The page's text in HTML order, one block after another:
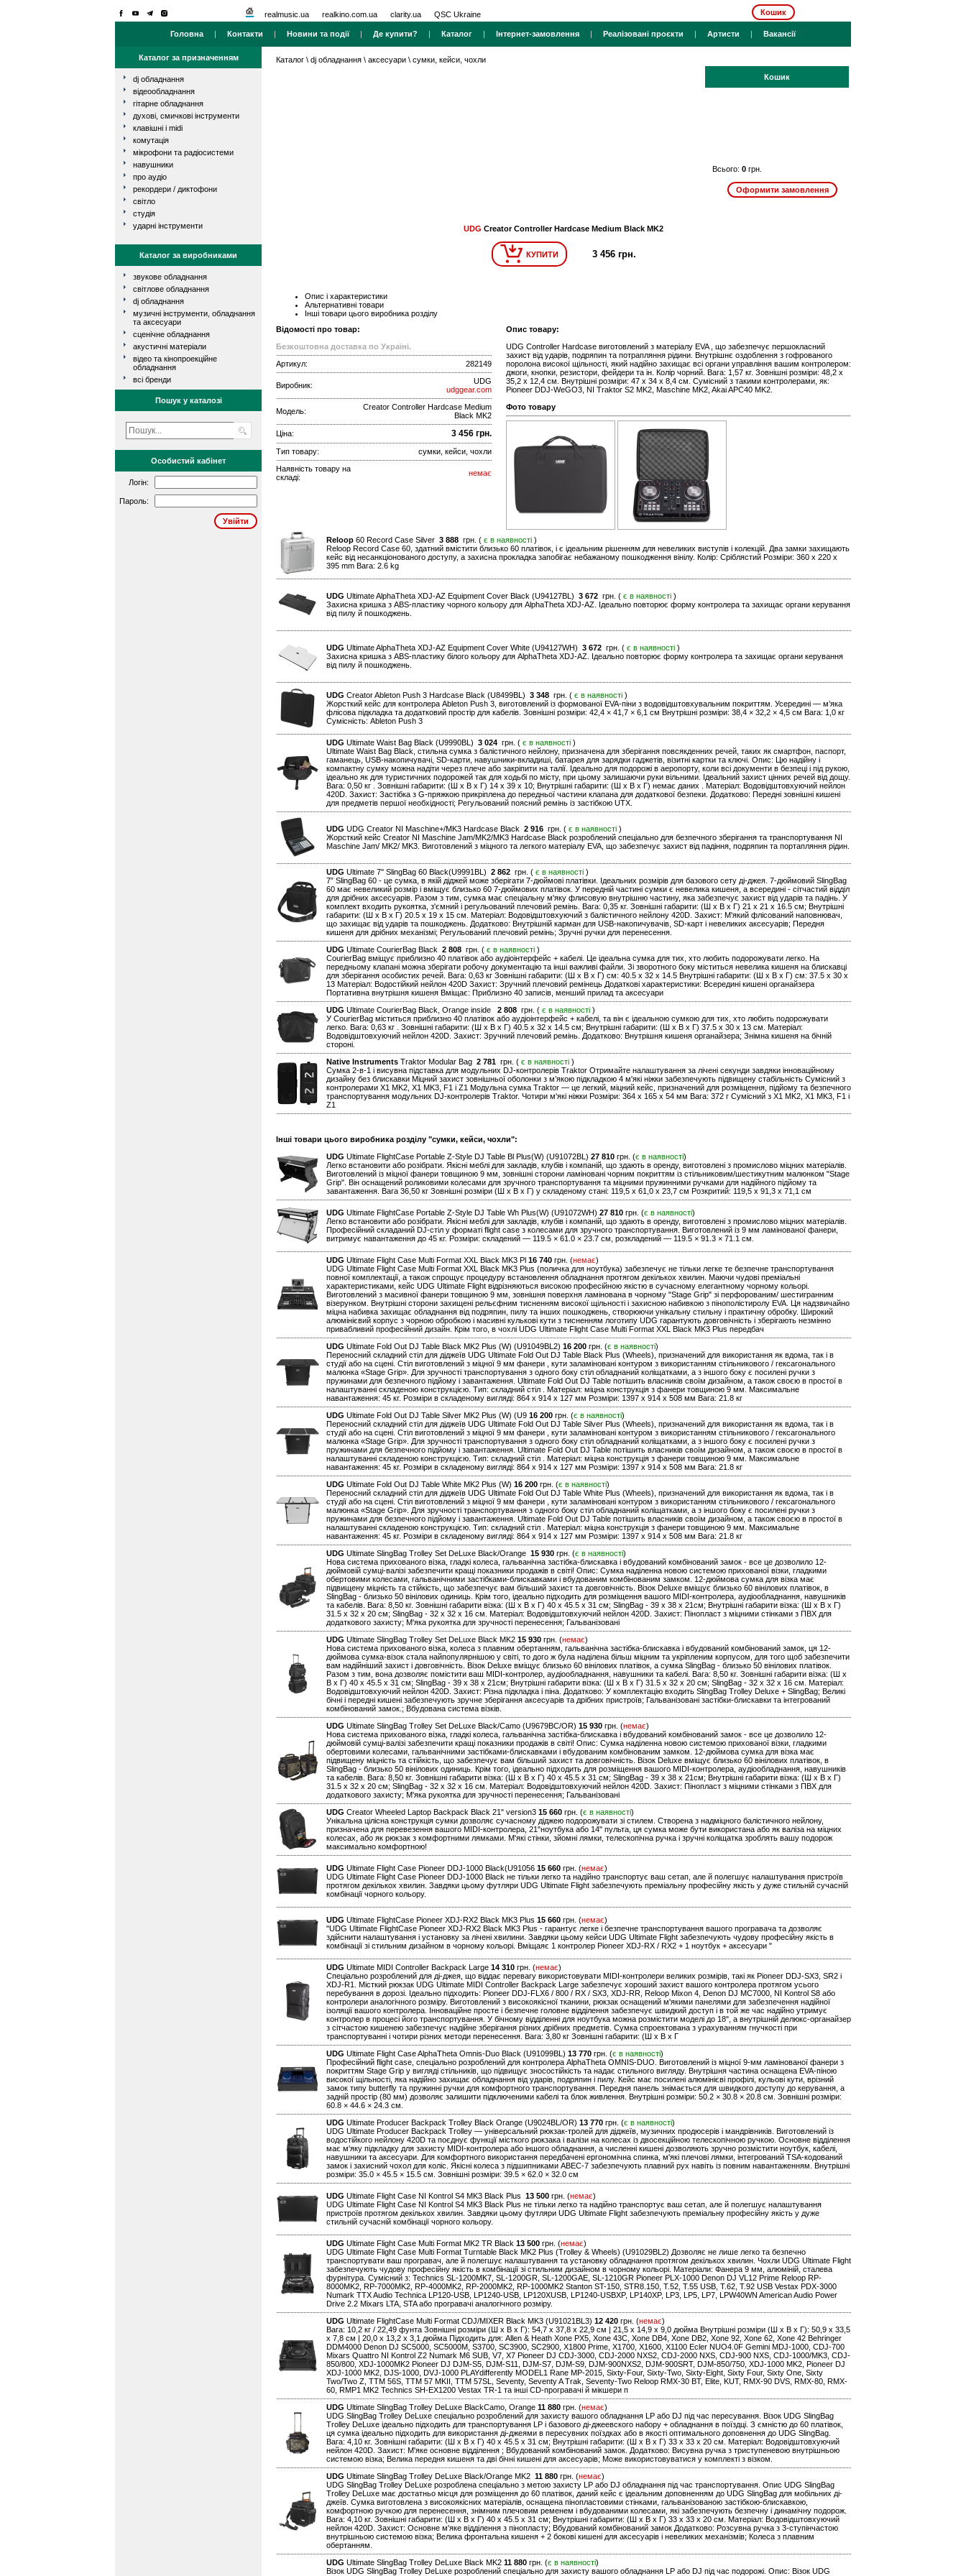
realmusic.ua realkino.com.ua clarity.ua QSC Ukraine Кошик
Головна | Контакти | Новини та події| Де купити? | Каталог | Інтернет-замовлення | Реалізовані проєкти | Артисти | Вакансії
Каталог за призначенням
dj обладнання
відеообладнання
гітарне обладнання
духові, смичкові інструменти
клавішні і midi
комутація
мікрофони та радіосистеми
навушники
про аудіо
рекордери / диктофони
світло
студія
ударні інструменти
Каталог за виробниками
звукове обладнання
світлове обладнання
dj обладнання
музичні інструменти, обладнання
та аксесуари
сценічне обладнання
акустичні матеріали
відео та кінопроекційне
обладнання
всі бренди
Пошук у каталозі
Особистий кабінет
Логін:
Пароль:
Каталог \ dj обладнання \ аксесуари \ сумки, кейси, чохли
Кошик
Всього: 0 грн.
UDG Creator Controller Hardcase Medium Black MK2
КУПИТИ 3 456 грн.
Опис і характеристики
Альтернативні товари
Інші товари цього виробника розділу
Відомості про товар:
Безкоштовна доставка по Україні.
Артикул:
282149
Виробник:
UDG
udggear.com
Модель:
Creator Controller Hardcase Medium
Black MK2
Ціна: 3 456 грн.
Тип товару:
сумки, кейси, чохли
Наявність товару на
складі:
немає
Опис товару:
UDG Controller Hardcase виготовлений з матеріалу EVA , що забезпечує першокласний
захист від ударів, подряпин та потрапляння рідини. Внутрішнє оздоблення з гофрованого
поролона високої щільності, який надійно захищає всі органи управління вашим контролером:
джоги, кнопки, резистори, фейдери та ін. Колір чорний. Вага: 1,57 кг. Зовнішні розміри: 48,2 x
35,2 x 12,4 см. Внутрішні розміри: 47 x 34 x 8,4 см. Сумісний з такими контролерами, як:
Pioneer DDJ-WeGO3, NI Traktor S2 MK2, Maschine MK2, Akai APC40 MK2.
Фото товару
Reloop 60 Record Case Silver 3 888 грн. ( є в наявності )
Reloop Record Case 60, здатний вмістити близько 60 платівок, і є ідеальним рішенням для невеликих виступів і колекцій. Два замки захищають
кейс від несанкціонованого доступу, а захисна прокладка запобігає небажаному пошкодження вінілу. Колір: Сріблястий Розміри: 360 x 220 x
395 mm Вага: 2.6 kg
UDG Ultimate AlphaTheta XDJ-AZ Equipment Cover Black (U94127BL) 3 672 грн. ( є в наявності )
Захисна кришка з ABS-пластику чорного кольору для AlphaTheta XDJ-AZ. Ідеально повторює форму контролера та захищає органи керування
від пилу й пошкоджень.
UDG Ultimate AlphaTheta XDJ-AZ Equipment Cover White (U94127WH) 3 672 грн. ( є в наявності )
Захисна кришка з ABS-пластику білого кольору для AlphaTheta XDJ-AZ. Ідеально повторює форму контролера та захищає органи керування
від пилу й пошкоджень.
UDG Creator Ableton Push 3 Hardcase Black (U8499BL) 3 348 грн. ( є в наявності )
Жорсткий кейс для контролера Ableton Push 3, виготовлений із формованої EVA-піни з водовідштовхувальним покриттям. Усередині — м’яка
флісова підкладка та додатковий простір для кабелів. Зовнішні розміри: 42,4 × 41,7 × 6,1 см Внутрішні розміри: 38,4 × 32,2 × 4,5 см Вага: 1,0 кг
Сумісність: Ableton Push 3
UDG Ultimate Waist Bag Black (U9990BL) 3 024 грн. ( є в наявності )
Ultimate Waist Bag Black, стильна сумка з балістичного нейлону, призначена для зберігання повсякденних речей, таких як смартфон, паспорт,
гаманець, USB-накопичувачі, SD-карти, навушники-вкладиші, батарея для зарядки гаджетів, візитні картки та ключі. Опис: Цю надійну і
компактну сумку можна надіти через плече або закріпити на талії. Ідеально для подорожі в аеропорту, коли всі документи в безпеці і під рукою,
ідеально як для туристичних подорожей так для ходьбі по місту, при цьому залишаючи руки вільними. Ідеальний захист цінних речей від дощу.
Вага: 0,50 кг . Зовнішні габарити: (Ш х В х Г) 14 x 39 x 10; Внутрішні габарити: (Ш х В х Г) немає даних . Матеріал: Водовідштовхуючий нейлон
420D. Захист: Застібка з G-пряжкою прикріплена до передньої частини клапана для додаткової безпеки. Додатково: Передні зовнішні кишені
для предметів першої необхідності; Регульований поясний ремінь із застібкою UTX.
UDG UDG Creator NI Maschine+/MK3 Hardcase Black 2 916 грн. ( є в наявності )
Жорсткий кейс Creator NI Maschine Jam/MK2/MK3 Hardcase Black розроблений спеціально для безпечного зберігання та транспортування NI
Maschine Jam/ MK2/ MK3. Виготовлений з міцного та легкого матеріалу EVA, що забезпечує захист від падіння, подряпин та портапляння рідин.
UDG Ultimate 7'' SlingBag 60 Black(U9991BL) 2 862 грн. ( є в наявності )
7” SlingBag 60 - це сумка, в якій діджей може зберігати 7-дюймові платівки. Ідеальних розмірів для базового сету ді-джея. 7-дюймовий SlingBag
60 має невеликий розмір і вміщує близько 60 7-дюймових платівок. У передній частині сумки є невелика кишеня, а всередині - сітчастий відділ
для дрібних аксесуарів. Разом з тим, сумка має спеціальну м'яку флисовую внутрішню частину, яка забезпечує захист від ударів та падінь. У
комплект входить рукоятка, з'ємний і регульований плечовий ремінь. Вага: 0,35 кг. Зовнішні габарити: (Ш х В х Г) 21 x 21 x 16.5 см; Внутрішні
габарити: (Ш х В х Г) 20.5 x 19 x 15 см. Матеріал: Водовідштовхуючий з балістичного нейлону 420D. Захист: М'який флісований наповнювач,
що захищає від ударів та пошкоджень. Додатково: Внутрішній карман для USB-накопичувачів, SD-карт і невеликих аксесуарів; Передня
кишеня для дрібних механізмі; Регульований плечовий ремінь; Зручні ручки для перенесення.
UDG Ultimate CourierBag Black 2 808 грн. ( є в наявності )
CourierBag вміщує приблизно 40 платівок або аудіоінтерфейс + кабелі. Це ідеальна сумка для тих, хто любить подорожувати легко. На
передньому клапані можна зберігати робочу документацію та інші важливі файли. Зі зворотного боку міститься невелика кишеня на блискавці
для зберігання особистих речей. Вага: 0,63 кг Зовнішні габарити: (Ш х В х Г) см: 40.5 x 32 x 14.5 Внутрішні габарити: (Ш х В х Г) см: 37.5 x 30 x
13 Матеріал: Водостійкий нейлон 420D Захист: Зручний плечовий ремінець Додаткові характеристики: Всередині кишені органайзера
Портативна внутрішня кишеня Вміщає: Приблизно 40 записів, менший прилад та аксесуари
UDG Ultimate CourierBag Black, Orange inside 2 808 грн. ( є в наявності )
У CourierBag міститься приблизно 40 платівок або аудіоінтерфейс + кабелі, та він є ідеальною сумкою для тих, хто любить подорожувати
легко. Вага: 0,63 кг . Зовнішні габарити: (Ш х В х Г) 40.5 x 32 x 14.5 см; Внутрішні габарити: (Ш х В х Г) 37.5 x 30 x 13 см. Матеріал:
Водовідштовхуючий нейлон 420D. Захист: Зручний плечовий ремінь. Додатково: Внутрішня кишеня органайзера; Знімна кишеня на бічній
стороні.
Native Instruments Traktor Modular Bag 2 781 грн. ( є в наявності )
Сумка 2-в-1 і висувна підставка для модульних DJ-контролерів Traktor Отримайте налаштування за лічені секунди завдяки інноваційному
дизайну без блискавки Міцний захист зовнішньої оболонки з м’якою підкладкою 4 м'які ніжки забезпечують підвищену стабільність Сумісний з
контролерами X1 MK2, X1 MK3, F1 і Z1 Модульна сумка Traktor — це легкий, міцний кейс, призначений для розміщення, підйому та безпечного
транспортування модульних DJ-контролерів Traktor. Чотири м'які ніжки Розміри: 364 x 165 x 54 мм Вага: 372 г Сумісний з X1 MK2, X1 MK3, F1 і
Z1
Інші товари цього виробника розділу "сумки, кейси, чохли":
UDG Ultimate FlightCase Portable Z-Style DJ Table Bl Plus(W) (U91072BL) 27 810 грн. (є в наявності)
Легко встановити або розібрати. Якісні меблі для закладів, клубів і компаній, що здають в оренду, виготовлені з промислово міцних матеріалів.
Виготовлений із міцної фанери товщиною 9 мм, зовнішні сторони ламіновані чорним покриттям із стільниковим/шестикутним малюнком "Stage
Grip". Він оснащений роликовими колесами для зручного транспортування та міцними пружинними ручками для надійного підйому та
завантаження. Вага 36,50 кг Зовнішні розміри (Ш x В x Г) у складеному стані: 119,5 x 61,0 x 23,7 см Розкритий: 119,5 x 91,3 x 71,1 см
UDG Ultimate FlightCase Portable Z-Style DJ Table Wh Plus(W) (U91072WH) 27 810 грн. (є в наявності)
Легко встановити або розібрати. Якісні меблі для закладів, клубів і компаній, що здають в оренду, виготовлені з промислово міцних матеріалів.
Професійний складаний DJ-стіл у форматі flight case з колесами для зручного транспортування. Виготовлений із 9 мм ламінованої фанери,
витримує навантаження до 45 кг. Розміри: складений — 119.5 × 61.0 × 23.7 см, розкладений — 119.5 × 91.3 × 71.1 см.
UDG Ultimate Flight Case Multi Format XXL Black MK3 Pl 16 740 грн. (немає)
UDG Ultimate Flight Case Multi Format XXL Black MK3 Plus (поличка для ноутбука) забезпечує не тільки легке те безпечне транспортування
повної комплектації, а також спрощує процедуру встановлення обладнання протягом декількох хвилин. Маючи чудові преміальні
характеристиками, кейс UDG Ultimate Flight відрізняються високою професійною якістю в сучасному елегантному чорному кольорі.
Виготовлений з масивної фанери товщиною 9 мм, зовнішня поверхня ламінована в чорному "Stage Grip" зі перфорованим/ шестигранним
візерунком. Внутрішні сторони захищені рельєфним тисненням високої щільності і захисною набивкою з пінополістиролу EVA. Ця надзвичайно
міцна набивка захищає обладнання від подряпин, пилу та інших пошкоджень, створюючи унікальну стильну і практичну обробку. Широкий
алюмінієвий корпус з чорною обробкою і масивні кулькові кути з тисненням логотипу UDG гарантують довговічність і зберігають незмінно
привабливий професійний дизайн. Крім того, в чохлі UDG Ultimate Flight Case Multi Format XXL Black MK3 Plus передбач
UDG Ultimate Fold Out DJ Table Black MK2 Plus (W) (U91049BL2) 16 200 грн. (є в наявності)
Переносний складний стіл для діджеїв UDG Ultimate Fold Out DJ Table Black Plus (Wheels), призначений для використання як вдома, так і в
студії або на сцені. Стіл виготовлений з міцної 9 мм фанери , кути заламіновані контуром з використанням стільникового / гексагонального
малюнка «Stage Grip». Для зручності транспортування з одного боку стіл обладнаний коліщатками, а з іншого боку є посилені ручки з
пружинами для безпечного підйому і завантаження. Ultimate Fold Out DJ Table потішить власників своїм дизайном, а також своєю в простої в
налаштуванні складеною конструкцією. Тип: складний стіл . Матеріал: міцна конструкція з фанери товщиною 9 мм. Максимальне
навантаження: 45 кг. Розміри в складеному вигляді: 864 x 914 x 127 мм Розміри: 1397 x 914 x 508 мм Вага: 21.8 кг
UDG Ultimate Fold Out DJ Table Silver MK2 Plus (W) (U9 16 200 грн. (є в наявності)
Переносний складний стіл для діджеїв UDG Ultimate Fold Out DJ Table Silver Plus (Wheels), призначений для використання як вдома, так і в
студії або на сцені. Стіл виготовлений з міцної 9 мм фанери , кути заламіновані контуром з використанням стільникового / гексагонального
малюнка «Stage Grip». Для зручності транспортування з одного боку стіл обладнаний коліщатками, а з іншого боку є посилені ручки з
пружинами для безпечного підйому і завантаження. Ultimate Fold Out DJ Table потішить власників своїм дизайном, а також своєю в простої в
налаштуванні складеною конструкцією. Тип: складний стіл . Матеріал: міцна конструкція з фанери товщиною 9 мм. Максимальне
навантаження: 45 кг. Розміри в складеному вигляді: 864 x 914 x 127 мм Розміри: 1397 x 914 x 508 мм Вага: 21.8 кг
UDG Ultimate Fold Out DJ Table White MK2 Plus (W) 16 200 грн. (є в наявності)
Переносний складний стіл для діджеїв UDG Ultimate Fold Out DJ Table White Plus (Wheels), призначений для використання як вдома, так і в
студії або на сцені. Стіл виготовлений з міцної 9 мм фанери , кути заламіновані контуром з використанням стільникового / гексагонального
малюнка «Stage Grip». Для зручності транспортування з одного боку стіл обладнаний коліщатками, а з іншого боку є посилені ручки з
пружинами для безпечного підйому і завантаження. Ultimate Fold Out DJ Table потішить власників своїм дизайном, а також своєю в простої в
налаштуванні складеною конструкцією. Тип: складний стіл . Матеріал: міцна конструкція з фанери товщиною 9 мм. Максимальне
навантаження: 45 кг. Розміри в складеному вигляді: 864 x 914 x 127 мм Розміри: 1397 x 914 x 508 мм Вага: 21.8 кг
UDG Ultimate SlingBag Trolley Set DeLuxe Black/Orange 15 930 грн. (є в наявності)
Нова система прихованого візка, гладкі колеса, гальванічна застібка-блискавка і вбудований комбінований замок - все це дозволило 12-
дюймовій сумці-валізі забезпечити кращі показники продажів в світі! Опис: Сумка наділенна новою системою прихованої візки, гладкими
обертовими колесами, гальванічними застібками-блискавками і вбудованим комбінованим замком. 12-дюймова сумка для візка має
підвищену міцність та стійкість, що забезпечує вам більший захист та довговічність. Візок Deluxe вміщує близько 60 вінілових платівок, в
SlingBag - близько 50 вінілових одиниць. Крім того, ідеально підходить для розміщення вашого MIDI-контролера, аудіообладнання, навушників
та кабелів. Вага: 8,50 кг. Зовнішні габарити візка: (Ш х В х Г) 40 x 45.5 x 31 см; SlingBag - 39 x 38 x 21см; Внутрішні габарити візка: (Ш х В х Г)
31.5 x 32 x 20 см; SlingBag - 32 x 32 x 16 см. Матеріал: Водовідштовхуючий нейлон 420D. Захист: Пінопласт з міцними стінками з ПВХ для
додаткового захисту; М'яка рукоятка для зручності перенесення; Гальванізовані
UDG Ultimate SlingBag Trolley Set DeLuxe Black MK2 15 930 грн. (немає)
Нова система прихованого візка, колеса з плавним обертанням, гальванічна застібка-блискавка і вбудований комбінований замок, ця 12-
дюймова сумка-візок стала найпопулярнішою у світі, то дого ж була наділена більш міцним та укріпленим корпусом, для того щоб забезпечити
вам надійніший захист і довговічність. Візок Deluxe вміщує близько 60 вінілових платівок, а сумка SlingBag - близько 50 вінілових платівок.
Разом з тим, вона дозволяє помістити ваш MIDI-контролер, аудіообладнання, навушники та кабелі. Вага: 8,50 кг. Зовнішні габарити візка: (Ш х
В х Г) 40 x 45.5 x 31 см; SlingBag - 39 x 38 x 21см; Внутрішні габарити візка: (Ш х В х Г) 31.5 x 32 x 20 см; SlingBag - 32 x 32 x 16 см. Матеріал:
Водовідштовхуючий нейлон 420D. Захист: Різна підкладка і піна. Додатково: У комплектацію входить SlingBag Trolley Deluxe + SlingBag; Великі
бічні і передні кишені забезпечують зручне зберігання аксесуарів та дрібних пристроїв; Гальванізовані застібки-блискавки та інтегрований
комбінований замок.; Вбудована система візків.
UDG Ultimate SlingBag Trolley Set DeLuxe Black/Camo (U9679BC/OR) 15 930 грн. (немає)
Нова система прихованого візка, гладкі колеса, гальванічна застібка-блискавка і вбудований комбінований замок - все це дозволило 12-
дюймовій сумці-валізі забезпечити кращі показники продажів в світі! Опис: Сумка наділенна новою системою прихованої візки, гладкими
обертовими колесами, гальванічними застібками-блискавками і вбудованим комбінованим замком. 12-дюймова сумка для візка має
підвищену міцність та стійкість, що забезпечує вам більший захист та довговічність. Візок Deluxe вміщує близько 60 вінілових платівок, в
SlingBag - близько 50 вінілових одиниць. Крім того, ідеально підходить для розміщення вашого MIDI-контролера, аудіообладнання, навушників
та кабелів. Вага: 8,50 кг. Зовнішні габарити візка: (Ш х В х Г) 40 x 45.5 x 31 см; SlingBag - 39 x 38 x 21см; Внутрішні габарити візка: (Ш х В х Г)
31.5 x 32 x 20 см; SlingBag - 32 x 32 x 16 см. Матеріал: Водовідштовхуючий нейлон 420D. Захист: Пінопласт з міцними стінками з ПВХ для
додаткового захисту; М'яка рукоятка для зручності перенесення; Гальванізовані
UDG Creator Wheeled Laptop Backpack Black 21" version3 15 660 грн. (є в наявності)
Унікальна цілісна конструкція сумки дозволяє сучасному діджею подорожувати зі стилем. Створена з надміцного балістичного нейлону,
призначена для перевезення вашого MIDI-контролера, 21"ноутбука або 14" пульта, ця сумка може бути використана або як валіза на міцних
колесах, або як рюкзак з комфортними лямками. М'які стінки, зйомні лямки, телескопічна ручка і зручні коліщатка зроблять вашу подорож
максимально комфортною!
UDG Ultimate Flight Case Pioneer DDJ-1000 Black(U91056 15 660 грн. (немає)
UDG Ultimate Flight Case Pioneer DDJ-1000 Black не тільки легко та надійно транспортує ваш сетап, але й полегшує налаштування пристроїв
протягом декількох хвилин. Завдяки цьому футляри UDG Ultimate Flight забезпечують преміальну професійну якість у дуже стильній сучасній
комбінації чорного кольору.
UDG Ultimate FlightCase Pioneer XDJ-RX2 Black MK3 Plus 15 660 грн. (немає)
"UDG Ultimate FlightCase Pioneer XDJ-RX2 Black MK3 Plus - гарантує легке і безпечне транспортування вашого програвача та дозволяє
здійснити налаштування і установку за лічені хвилини. Завдяки цьому кейси UDG Ultimate Flight забезпечують чудову професійну якість в
комбінації зі стильним дизайном в чорному кольорі. Вміщаяє 1 контролер Pioneer XDJ-RX / RX2 + 1 ноутбук + аксесуари "
UDG Ultimate MIDI Controller Backpack Large 14 310 грн. (немає)
Спеціально розроблений для ді-джея, що віддає перевагу використовувати MIDI-контролери великих розмірів, такі як Pioneer DDJ-SX3, SR2 і
XDJ-R1. Місткий рюкзак UDG Ultimate MIDI Controller Backpack Large забезпечує хороший захист вашого контролера протягом усього
перебування в дорозі. Ідеально підходить: Pioneer DDJ-FLX6 / 800 / RX / SX3, XDJ-RR, Reloop Mixon 4, Denon DJ MC7000, NI Kontrol S8 або
контролери аналогічного розміру. Виготовлений з високоякісної тканини, рюкзак оснащений м'якими панелями для забезпечення надійної
ізоляції вашого контролера. Інноваційне просте і безпечне головне відділення забезпечує швидкий доступ і в той же час надійно утримує
контролер в процесі його транспортування. У бічному відділенні для ноутбука можна розмістити моделі до 18", а внутрішній делюкс-органайзер
з сітчастою кишенею забезпечує надійне зберігання різних дрібних предметів. Сумка спроектована з урахуванням гнучкості при
транспортуванні і чотири різних методи перенесення. Вага: 3,80 кг Зовнішні габарити: (Ш х В х Г
UDG Ultimate Flight Case AlphaTheta Omnis-Duo Black (U91099BL) 13 770 грн. (є в наявності)
Професійний flight case, спеціально розроблений для контролера AlphaTheta OMNIS-DUO. Виготовлений із міцної 9-мм ламінованої фанери з
покриттям Stage Grip у вигляді стільників, що підвищує зносостійкість та надає стильного вигляду. Внутрішня частина оснащена EVA-піною
високої щільності, яка надійно захищає обладнання від ударів, подряпин і пилу. Кейс має посилені алюмінієві профілі, кульові кути, врізний
замок типу butterfly та пружинні ручки для комфортного транспортування. Передня панель знімається для швидкого доступу до керування, а
задній простір (80 мм) дозволяє залишити підключеними кабелі та блок живлення. Внутрішні розміри: 50.2 × 30.8 × 20.8 см. Зовнішні розміри:
60.8 × 44.6 × 24.3 см.
UDG Ultimate Producer Backpack Trolley Black Orange (U9024BL/OR) 13 770 грн. (є в наявності)
UDG Ultimate Producer Backpack Trolley — універсальний рюкзак-тролей для діджеїв, музичних продюсерів і мандрівників. Виготовлений із
водостійкого нейлону 420D та поєднує функції місткого рюкзака і валізи на колесах із двосекційною телескопічною ручкою. Основне відділення
має м'яку підкладку для захисту MIDI-контролера або іншого обладнання, а численні кишені дозволяють зручно розмістити ноутбук, кабелі,
навушники та аксесуари. Для комфортного використання передбачені ергономічна спинка, м'які плечові лямки, інтегрований TSA-кодований
замок і захисний чохол для коліс. Якісні колеса з підшипниками ABEC-7 забезпечують плавний рух навіть із повним навантаженням. Внутрішні
розміри: 35.0 × 45.5 × 15.5 см. Зовнішні розміри: 39.5 × 62.0 × 32.0 см
UDG Ultimate Flight Case NI Kontrol S4 MK3 Black Plus 13 500 грн. (немає)
UDG Ultimate Flight Case NI Kontrol S4 MK3 Black Plus не тільки легко та надійно транспортує ваш сетап, але й полегшує налаштування
пристроїв протягом декількох хвилин. Завдяки цьому футляри UDG Ultimate Flight забезпечують преміальну професійну якість у дуже
стильній сучасній комбінації чорного кольору.
UDG Ultimate Flight Case Multi Format MK2 TR Black 13 500 грн. (немає)
UDG Ultimate Flight Case Multi Format Turntable Black MK2 Plus (Trolley & Wheels) (U91029BL2) Дозволяє не лише легко та безпечно
транспортувати ваш програвач, але й полегшує налаштування та установку обладнання протягом декількох хвилин. Чохли UDG Ultimate Flight
забезпечують чудову професійну якість в комбінації зі стильним дизайном в чорному кольорі. Матеріали: Фанера 9 мм, алюміній, сталева
фурнітура. Сумісний з: Technics SL-1200MK7, SL-1200GR, SL-1200GAE, SL-1210GR Pioneer PLX-1000 Denon DJ VL12 Prime Reloop RP-
8000MK2, RP-7000MK2, RP-4000MK2, RP-2000MK2, RP-1000MK2 Stanton ST-150, STR8.150, T.52, T.55 USB, T.62, T.92 USB Vestax PDX-3000
Numark TTX Audio Technica LP120-USB, LP1240-USB, LP120XUSB, LP1240-USBXP, LP140XP, LP3, LP5, LP7, LPW40WN American Audio Power
Drive 2.2 Mixars LTA, STA або програвачі аналогічного розміру.
UDG Ultimate FlightCase Multi Format CDJ/MIXER Black MK3 (U91021BL3) 12 420 грн. (немає)
Вага: 10,2 кг / 22,49 фунта Зовнішні розміри (Ш x В x Г): 54,7 x 37,8 x 22,9 см | 21,5 x 14,9 x 9,0 дюйма Внутрішні розміри (Ш x В x Г): 50,9 x 33,5
x 7,8 см | 20,0 x 13,2 x 3,1 дюйма Підходить для: Allen & Heath Xone PX5, Xone 43C, Xone DB4, Xone DB2, Xone 92, Xone 62, Xone 42 Behringer
DDM4000 Denon DJ SC5000, SC5000M, S3700, SC3900, SC2900, X1800 Prime, X1700, X1600, X1100 Ecler NUO4.0F Gemini MDJ-1000, CDJ-700
Mixars Quattro NI Kontrol Z2 Numark M6 SUB, V7, X7 Pioneer DJ CDJ-3000, CDJ-2000 NXS2, CDJ-2000 NXS, CDJ-900 NXS, CDJ-1000/MK3, CDJ-
850/800, XDJ-1000MK2 Pioneer DJ DJM-S5, DJM-S11, DJM-S7, DJM-S9, DJM-900NXS2, DJM-900SRT, DJM-850/750, XDJ-1000 MK2, Pioneer DJ
XDJ-1000 MK2, DJS-1000, DVJ-1000 PLAYdifferently MODEL1 Rane MP-2015, Sixty-Four, Sixty-Two, Sixty-Eight, Sixty Four, Sixty One, Sixty
Two/Two Z, TTM 56S, TTM 57 MKII, TTM 57SL, Seventy, Seventy A Trak, Seventy-Two Reloop RMX-30 BT, Elite, KUT, RMX-90 DVS, RMX-80, RMX-
60, RMP1 MK2 Technics SH-EX1200 Vestax TR-1 та інші CD-програвачі й мікшери п
UDG Ultimate SlingBag Trolley DeLuxe BlackCamo, Orange 11 880 грн. (немає)
UDG SlingBag Trolley DeLuxe спеціально розроблений для захисту вашого обладнання LP або DJ під час пересування. Візок UDG SlingBag
Trolley DeLuxe ідеально підходить для транспортування LP і базового ді-джеевского набору + обладнання в поїздці. З ємністю до 60 платівок,
ця сумка ідеально підходить для використання ді-джеями в пересувних поїздках або в якості оптимального доповнення до UDG SlingBag.
Вага: 4,10 кг. Зовнішні габарити: (Ш х В х Г) 40 x 45.5 x 31 см; Внутрішні габарити: (Ш х В х Г) 33 x 33 x 20 см. Матеріал: Водовідштовхуючий
нейлон 420D. Захист: М'яке основне відділення ; Вбудований комбінований замок. Додатково: Висувна ручка з триступеневою внутрішньою
системою візка; Велика передня кишеня та дві бічні кишені для аксесуарів; Може використовуватися у комплекті з візком.
UDG Ultimate SlingBag Trolley DeLuxe Black/Orange MK2 11 880 грн. (немає)
UDG SlingBag Trolley DeLuxe розроблена спеціально з метою захисту LP або DJ обладнання під час транспортування. Опис UDG SlingBag
Trolley DeLuxe має достатньо місця для розміщення до 60 платівок, даний кейс є ідеальним доповненням до UDG SlingBag для мобільних ді-
джеїв. Сумка виготовлена з високоякісних матеріалів, оснащена пінопластовими стінками, гальванізованою застібкою-блискавкою,
комфортною ручкою для перенесення, знімним плечовим ременем і вбудованими колесами, які забезпечують безпечну і динамічну подорож.
Вага: 4,10 кг. Зовнішні габарити: (Ш х В х Г) 40 x 45.5 x 31 см; Внутрішні габарити: (Ш х В х Г) 33 x 33 x 20 см. Матеріал: Водовідштовхуючий
нейлон 420D. Захист: Основне м'яке відділення з пінопласту; Вбудований комбінований замок Додатково: Розсувна ручка з 3-ступінчастою
внутрішньою системою візка; Велика фронтальна кишеня + 2 бокові кишені для аксесуарів і невеликих механізмів; Колеса з плавним
обертанням.
UDG Ultimate SlingBag Trolley DeLuxe Black MK2 11 880 грн. (є в наявності)
Візок UDG SlingBag Trolley DeLuxe розроблений спеціально для захисту вашого обладнання LP або DJ під час подорожі. Опис: Візок UDG